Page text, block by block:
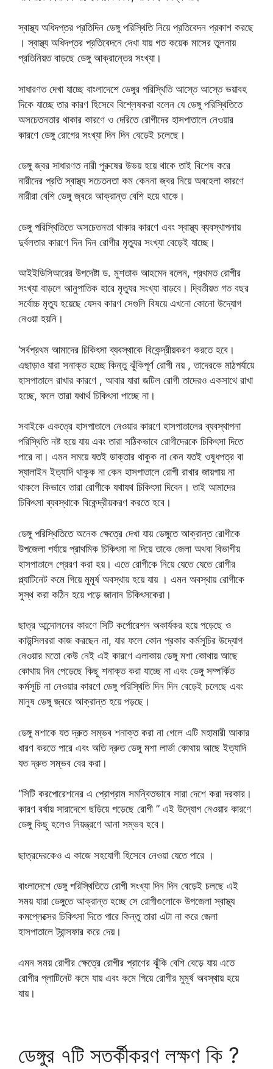
স্বাস্থ্য অধিদপ্তর প্রতিদিন ডেঙ্গু পরিস্থিতি নিয়ে প্রতিবেদন প্রকাশ করছে
। স্বাস্থ্য অধিদপ্তর প্রতিবেদনে দেখা যায় গত কয়েক মাসের তুলনায়
প্রতিনিয়ত বাড়ছে ডেঙ্গু আক্রান্তের সংখ্যা।
সাধারণত দেখা যাচ্ছে বাংলাদেশে ডেঙ্গুর পরিস্থিতি আস্তে আস্তে ভয়াবহ
দিকে যাচ্ছে তার কারণ হিসেবে বিশ্লেষকরা বলেন যে ডেঙ্গু পরিস্থিতিতে
অসচেতনতার থাকার কারণে ও দেরিতে রোগীদের হাসপাতালে নেওয়ার
কারণে ডেঙ্গু রোগের সংখ্যা দিন দিন বেড়েই চলেছে।
ডেঙ্গু জ্বর সাধারণত নারী পুরুষের উভয় হয়ে থাকে তাই বিশেষ করে
নারীদের প্রতি স্বাস্থ্য সচেতনতা কম কেননা জ্বর নিয়ে অবহেলা কারণে
নারীরা বেশি ডেঙ্গু জ্বরে আক্রান্ত বেশি হয়ে থাকে।
ডেঙ্গু পরিস্থিতিতে অসচেতনতা থাকার কারণে এবং স্বাস্থ্য ব্যবস্থাপনায়
দুর্বলতার কারণে দিন দিন রোগীর মৃত্যুর সংখ্যা বেড়েই যাচ্ছে।
আইইডিসিআরের উপদেষ্টা ড. মুশতাক আহমেদ বলেন, প্রথমত রোগীর
সংখ্যা বাড়লে আনুপাতিক হারে মৃত্যুর সংখ্যা বাড়বে। দ্বিতীয়ত গত বছর
সর্বোচ্চ মৃত্যু হয়েছে যেসব কারণ সেগুলি বিষয়ে এখনো কোনো উদ্যোগ
নেওয়া হয়নি।
‘সর্বপ্রথম আমাদের চিকিৎসা ব্যবস্থাকে বিকেন্দ্রীয়করণ করতে হবে।
এছাড়াও যারা সনাক্ত হচ্ছে কিন্তু ঝুঁকিপূর্ণ রোগী নয় , তাদেরকে মাঠপর্যায়ে
হাসপাতালে রাখার কারণে , আবার যারা জটিল রোগী তাদেরও একসাথে রাখা
হচ্ছে, ফলে তারা যথার্থ চিকিৎসা পাচ্ছে না।
সবাইকে একত্রে হাসপাতালে নেওয়ার কারণে হাসপাতালের ব্যবস্থাপনা
পরিস্থিতি নষ্ট হয়ে যায় এবং তারা সঠিকভাবে রোগীদেরকে চিকিৎসা দিতে
পারে না। এমন সময়ে যতই ডাক্তার থাকুক না কেন যতই ওষুধপত্র বা
স্যালাইন ইত্যাদি থাকুক না কেন হাসপাতালে রোগী রাখার জায়গায় না
থাকলে কিভাবে তারা রোগীকে যথাযথ চিকিৎসা দিবেন। তাই আমাদের
চিকিৎসা ব্যবস্থাকে বিকেন্দ্রীয়করণ করতে হবে।
ডেঙ্গু পরিস্থিতিতে অনেক ক্ষেত্রে দেখা যায় ডেঙ্গুতে আক্রান্ত রোগীকে
উপজেলা পর্যায়ে প্রাথমিক চিকিৎসা না দিয়ে তাকে জেলা অথবা বিভাগীয়
হাসপাতালে প্রেরণ করা হয়। এতে রোগীকে নিয়ে যেতে যেতে রোগীর
প্ল্যাটিনেট কমে গিয়ে মুমূর্ষ অবস্থায় হয়ে যায় । এমন অবস্থায় রোগীকে
সুস্থ করা কঠিন হয়ে পড়ে জানান চিকিৎসকেরা।
ছাত্র আন্দোলনের কারণে সিটি কর্পোরেশন অকার্যকর হয়ে পড়েছে ও
কাউন্সিলররা কাজ করছেন না, যার ফলে কোন প্রকার কর্মসূচির উদ্যোগ
নেওয়ার মতো কেউ নেই এই কারণে এলাকায় ডেঙ্গু মশা কোথায় আছে
কোথায় দিন পেড়েছে কিছু শনাক্ত করা যাচ্ছে না এবং ডেঙ্গু সম্পর্কিত
কর্মসূচি না নেওয়ার কারণে ডেঙ্গু পরিস্থিতি দিন দিন বেড়েই চলেছে এবং
মানুষ ডেঙ্গু জ্বরে আক্রান্ত হয়ে পড়ছে।
ডেঙ্গু মশাকে যত দ্রুত সম্ভব শনাক্ত করা না গেলে এটি মহামারী আকার
ধারণ করতে পারে এবং অতি দ্রুত ডেঙ্গু মশা লার্ভা কোথায় আছে ইত্যাদি
যত দ্রুত সম্ভব বের করা।
“সিটি করপোরেশনের এ প্রোগ্রাম সমন্বিতভাবে সারা দেশে করা দরকার।
কারণ বর্ষায় সারাদেশে ছড়িয়ে পড়েছে রোগী ” এই উদ্যোগ নেওয়ার কারণে
ডেঙ্গু কিছু হলেও নিয়ন্ত্রণে আনা সম্ভব হবে।
ছাত্রদেরকেও এ কাজে সহযোগী হিসেবে নেওয়া যেতে পারে ।
বাংলাদেশে ডেঙ্গু পরিস্থিতিতে রোগী সংখ্যা দিন দিন বেড়েই চলছে এই
সময় যারা ডেঙ্গুতে আক্রান্ত হচ্ছে সে রোগীগুলোকে উপজেলা স্বাস্থ্য
কমপ্লেক্সের চিকিৎসা দিতে পারে কিন্তু তারা এটা না করে জেলা
হাসপাতালে ট্রান্সফার করে দেয়।
এমন সময় রোগীর ক্ষেত্রে রোগীর প্রাণের ঝুঁকি বেশি বেড়ে যায় এতে
রোগীর প্লাটিনেট কমে যায় এবং কমে গিয়ে রোগীর মুমূর্ষ অবস্থায় হয়ে
যায়।
ডেঙ্গুর ৭টি সতর্কীকরণ লক্ষণ কি ?